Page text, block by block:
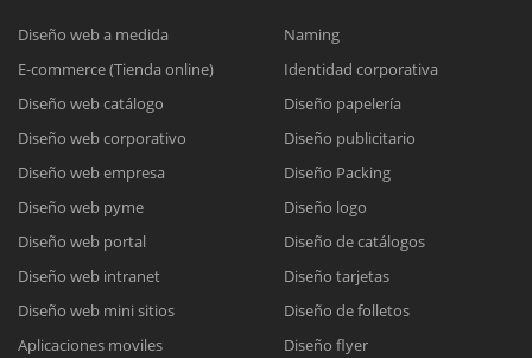
Diseño web a medida
E-commerce (Tienda online)
Diseño web catálogo
Diseño web corporativo
Diseño web empresa
Diseño web pyme
Diseño web portal
Diseño web intranet
Diseño web mini sitios
Aplicaciones moviles
Naming
Identidad corporativa
Diseño papelería
Diseño publicitario
Diseño Packing
Diseño logo
Diseño de catálogos
Diseño tarjetas
Diseño de folletos
Diseño flyer